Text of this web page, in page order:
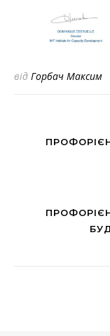
від Горбач Максим